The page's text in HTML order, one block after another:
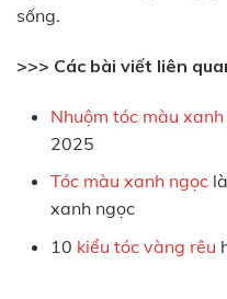
sống.
>>> Các bài viết liên
Nhuộm tóc màu
2025
Tóc màu xanh ngọclà
xanh ngọc
10 kiểu tóc vàng rêu